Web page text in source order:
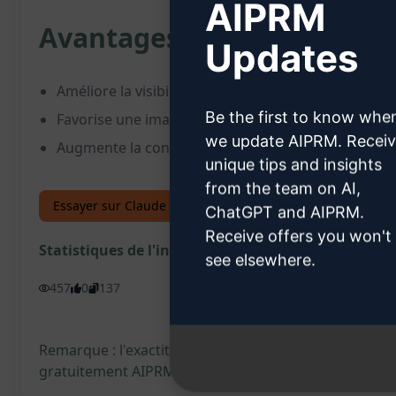
Avantages :
Améliore la visibilité en ligne des produits sur les
Favorise une image de marque positive en
Augmente la confiance des clients grâce à des
Essayer sur Claude Essayer sur ChatGPT
Statistiques de l'invite
457 0 137
Remarque : l'exactitude de la description
gratuitement AIPRM et d'essayer l'invite.
AIPRM
Updates
Be the first to know
we update AIPRM.
unique tips and insights
from the team on AI,
ChatGPT and AIPRM.
Receive offers you won't
see elsewhere.